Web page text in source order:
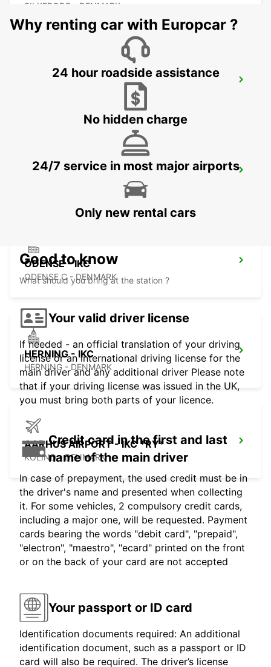
SILKEBORG - DENMARK
BILLUND AIRPORT - IKC *RY*
KOLDING - IKC
ODENSE - IKC
ODENSE C - DENMARK
HERNING - IKC
HERNING - DENMARK
AARHUS AIRPORT - IKC *RY*
KOLIND - DENMARK
Why renting car with Europcar ?
24 hour roadside assistance
No hidden charge
24/7 service in most major airports
Only new rental cars
Good to know
What should you bring at the station ?
Your valid driver license
If needed - an official translation of your driving
license or an international driving license for the
main driver and any additional driver Please note
that if your driving license was issued in the UK,
you must bring both parts of your licence.
Credit card in the first and last
name of the main driver
In case of prepayment, the used credit must be in
the driver's name and presented when collecting
it. For some vehicles, 2 compulsory credit cards,
including a major one, will be requested. Payment
cards bearing the words "debit card", "prepaid",
"electron", "maestro", "ecard" printed on the front
or on the back of your card are not accepted
Your passport or ID card
Identification documents required: An additional
identification document, such as a passport or ID
card will also be required. The driver’s license